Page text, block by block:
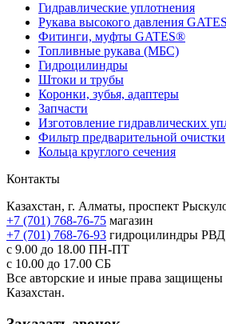
Гидравлические уплотнения
Рукава высокого давления
Фитинги, муфты GATES®
Топливные рукава (МБС)
Гидроцилиндры
Штоки и трубы
Коронки, зубья, адаптеры
Запчасти
Изготовление гидравлических
Фильтр предварительной очистки
Кольца круглого сечения
Контакты
Казахстан, г. Алматы, проспект
+7 (701) 768-76-75 магазин
+7 (701) 768-76-93 гидроцилиндры РВД
с 9.00 до 18.00 ПН-ПТ
с 10.00 до 17.00 СБ
Все авторские и иные права защищены
Казахстан.